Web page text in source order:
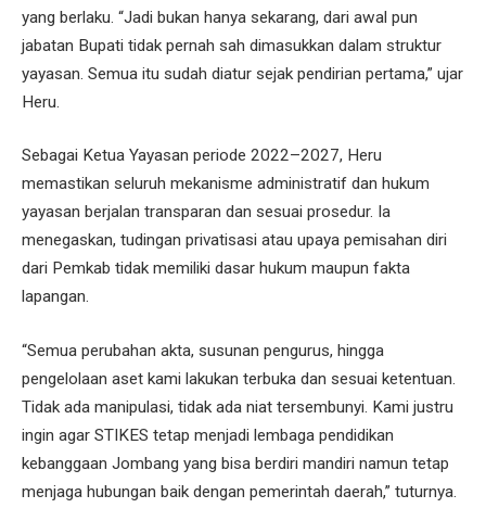
yang berlaku. “Jadi bukan hanya sekarang, dari awal pun
jabatan Bupati tidak pernah sah dimasukkan dalam struktur
yayasan. Semua itu sudah diatur sejak pendirian pertama,” ujar
Heru.
Sebagai Ketua Yayasan periode 2022–2027, Heru
memastikan seluruh mekanisme administratif dan hukum
yayasan berjalan transparan dan sesuai prosedur. Ia
menegaskan, tudingan privatisasi atau upaya pemisahan diri
dari Pemkab tidak memiliki dasar hukum maupun fakta
lapangan.
“Semua perubahan akta, susunan pengurus, hingga
pengelolaan aset kami lakukan terbuka dan sesuai ketentuan.
Tidak ada manipulasi, tidak ada niat tersembunyi. Kami justru
ingin agar STIKES tetap menjadi lembaga pendidikan
kebanggaan Jombang yang bisa berdiri mandiri namun tetap
menjaga hubungan baik dengan pemerintah daerah,” tuturnya.